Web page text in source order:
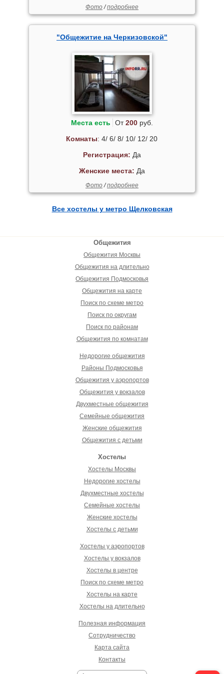
Фото/подробнее
"Общежитие на Черкизовской"
Места есть От200руб.
Комнаты: 4/ 6/ 8/ 10/ 12/ 20
Регистрация: Да
Женские места: Да
Фото/подробнее
Все хостелы у метро Щелковская
Общежития
Общежития Москвы
Общежития на длительно
Общежития Подмосковья
Общежития на карте
Поиск по схеме метро
Поиск по округам
Поиск по районам
Общежития по комнатам
Недорогие общежития
Районы Подмосковья
Общежития у аэропортов
Общежития у вокзалов
Двухместные общежития
Семейные общежития
Женские общежития
Общежития с детьми
Хостелы
Хостелы Москвы
Недорогие хостелы
Двухместные хостелы
Семейные хостелы
Женские хостелы
Хостелы с детьми
Хостелы у аэропортов
Хостелы у вокзалов
Хостелы в центре
Поиск по схеме метро
Хостелы на карте
Хостелы на длительно
Полезная информация
Сотрудничество
Карта сайта
Контакты